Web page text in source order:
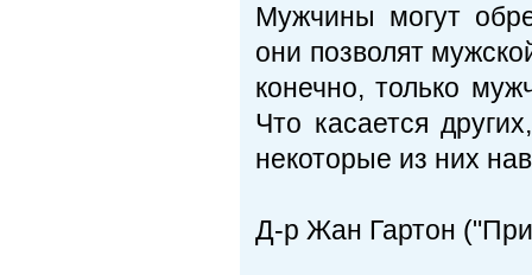
Мужчины могут
они позволят
конечно, только
Что касается
некоторые из них
Д-р Жан Гартон